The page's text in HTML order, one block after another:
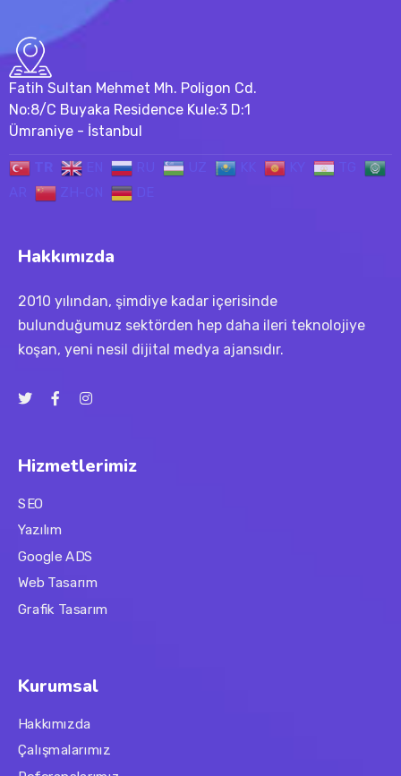
Fatih Sultan Mehmet Mh. Poligon Cd.
No:8/C Buyaka Residence Kule:3 D:1
Ümraniye - İstanbul
Hakkımızda
2010 yılından, şimdiye kadar içerisinde
bulunduğumuz sektörden hep daha ileri teknolojiye
koşan, yeni nesil dijital medya ajansıdır.
Hizmetlerimiz
SEO
Yazılım
Google ADS
Web Tasarım
Grafik Tasarım
Kurumsal
Hakkımızda
Çalışmalarımız